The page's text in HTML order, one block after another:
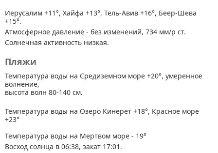
Иерусалим +11°, Хайфа +13°, Тель-Авив +16°, Беер-Шева
+15°.
Атмосферное давление - без изменений, 734 мм/р ст.
Солнечная активность низкая.
Пляжи
Температура воды на Средиземном море +20°, умеренное
волнение,
высота волн 80-140 см.
Температура воды на Озеро Кинерет +18°, Красное море
+23°
Температура воды на Мертвом море - 19°
Восход солнца в 06:38, закат 17:01.